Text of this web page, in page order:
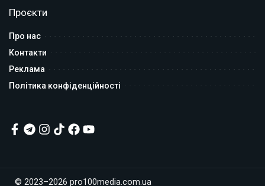
Проєкти
Про нас
Контакти
Реклама
Політика конфіденційності
© 2023–2026 pro100media.com.ua